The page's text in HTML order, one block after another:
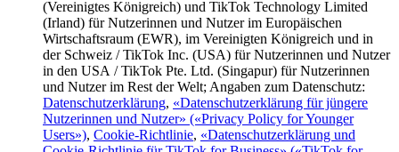
(Vereinigtes Königreich) und TikTok Technology Limited
(Irland) für Nutzerinnen und Nutzer im Europäischen
Wirtschaftsraum (EWR), im Vereinigten Königreich und in
der Schweiz / TikTok Inc. (USA) für Nutzerinnen und Nutzer
in den USA / TikTok Pte. Ltd. (Singapur) für Nutzerinnen
und Nutzer im Rest der Welt; Angaben zum Datenschutz:
Datenschutzerklärung, «Datenschutzerklärung für jüngere
Nutzerinnen und Nutzer» («Privacy Policy for Younger
Users»), Cookie-Richtlinie, «Datenschutzerklärung und